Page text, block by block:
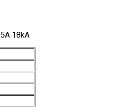
18kA